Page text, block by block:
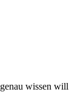
wissen